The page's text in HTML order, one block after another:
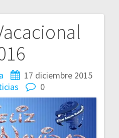
17 diciembre 2015
0